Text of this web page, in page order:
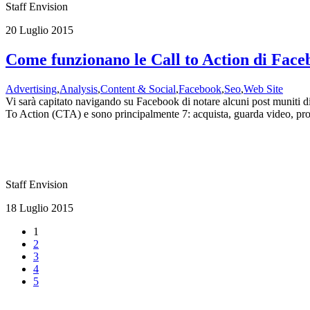
Staff Envision
20 Luglio 2015
Come funzionano le Call to Action di
Advertising,Analysis,Content & Social,Facebook,Seo,Web Site
Vi sarà capitato navigando su Facebook di notare alcuni post muniti
To Action (CTA) e sono principalmente 7: acquista, guarda video,
Staff Envision
18 Luglio 2015
1
2
3
4
5